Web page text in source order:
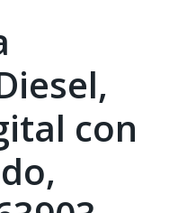
con